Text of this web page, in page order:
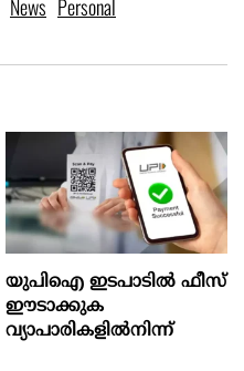
News Personal
യുപിഐ ഇടപാടിൽ ഫീസ്
ഈടാക്കുക
വ്യാപാരികളിൽനിന്ന്